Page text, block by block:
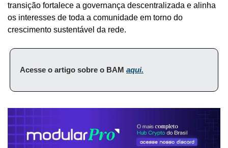
transição fortalece a governança descentralizada e alinha
os interesses de toda a comunidade em torno do
crescimento sustentável da rede.
Acesse o artigo sobre o BAM aqui.